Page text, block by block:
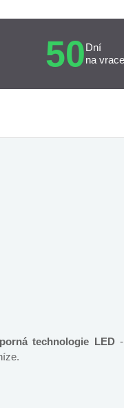
50Dní
na
technologie LED-